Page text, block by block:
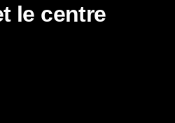
le centre